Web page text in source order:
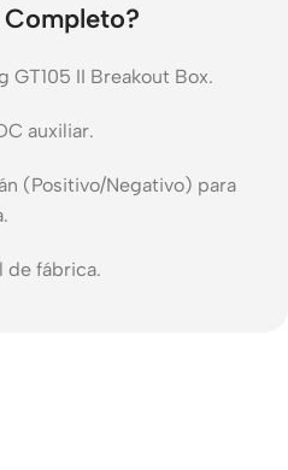
GT105 II Breakout Box.
auxiliar.
(Positivo/Negativo) para
de fábrica.